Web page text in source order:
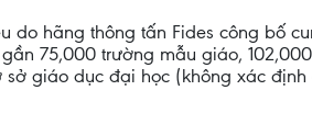
do hãng thông tấn Fides công bố
75,000 trường mẫu giáo,
giáo dục đại học (không xác